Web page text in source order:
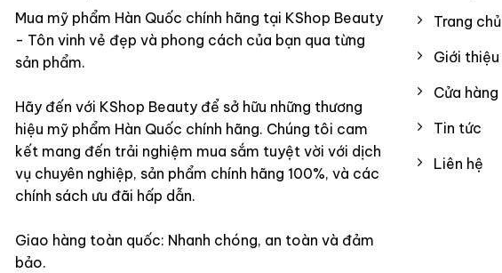
Mua mỹ phẩm Hàn Quốc chính hãng tại KShop Beauty
- Tôn vinh vẻ đẹp và phong cách của bạn qua từng
sản phẩm.
Hãy đến với KShop Beauty để sở hữu những thương
hiệu mỹ phẩm Hàn Quốc chính hãng. Chúng tôi cam
kết mang đến trải nghiệm mua sắm tuyệt vời với dịch
vụ chuyên nghiệp, sản phẩm chính hãng 100%, và các
chính sách ưu đãi hấp dẫn.
Giao hàng toàn quốc: Nhanh chóng, an toàn và đảm
bảo.
Trang chủ
Giới thiệu
Cửa hàng
Tin tức
Liên hệ